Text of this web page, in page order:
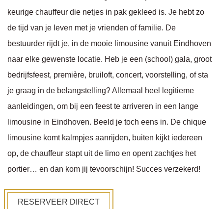
keurige chauffeur die netjes in pak gekleed is. Je hebt zo
de tijd van je leven met je vrienden of familie. De
bestuurder rijdt je, in de mooie limousine vanuit Eindhoven
naar elke gewenste locatie. Heb je een (school) gala, groot
bedrijfsfeest, première, bruiloft, concert, voorstelling, of sta
je graag in de belangstelling? Allemaal heel legitieme
aanleidingen, om bij een feest te arriveren in een lange
limousine in Eindhoven. Beeld je toch eens in. De chique
limousine komt kalmpjes aanrijden, buiten kijkt iedereen
op, de chauffeur stapt uit de limo en opent zachtjes het
portier… en dan kom jij tevoorschijn! Succes verzekerd!
RESERVEER DIRECT